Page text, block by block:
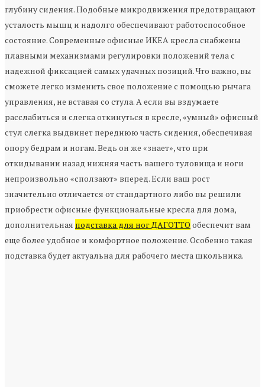
глубину сидения. Подобные микродвижения предотвращают
усталость мышц и надолго обеспечивают работоспособное
состояние. Современные офисные ИКЕА кресла снабжены
плавными механизмами регулировки положений тела с
надежной фиксацией самых удачных позиций. Что важно, вы
сможете легко изменить свое положение с помощью рычага
управления, не вставая со стула. А если вы вздумаете
расслабиться и слегка откинуться в кресле, «умный» офисный
стул слегка выдвинет переднюю часть сидения, обеспечивая
опору бедрам и ногам. Ведь он же «знает», что при
откидывании назад нижняя часть вашего туловища и ноги
непроизвольно «сползают» вперед. Если ваш рост
значительно отличается от стандартного либо вы решили
приобрести офисные функциональные кресла для дома,
дополнительная подставка для ног ДАГОТТО обеспечит вам
еще более удобное и комфортное положение. Особенно такая
подставка будет актуальна для рабочего места школьника.